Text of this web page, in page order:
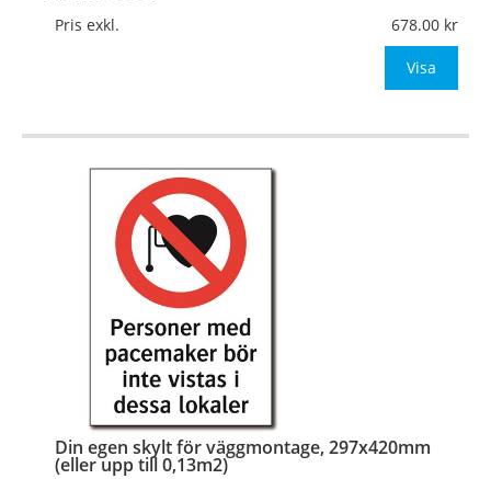
Mått:210x297mm (eller annat mått upp till 0,07m²)
Pris exkl. 678.00
Visa
Din egen skylt för väggmontage, 297x420mm
(eller upp till 0,13m2)